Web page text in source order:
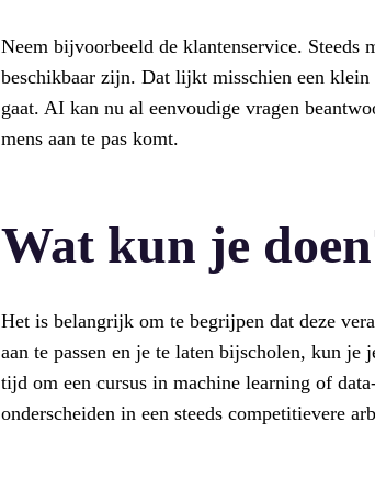
Neem bijvoorbeeld de klantenservice. Steeds
beschikbaar zijn. Dat lijkt misschien een
gaat. AI kan nu al eenvoudige vragen
mens aan te pas komt.
Wat kun je
Het is belangrijk om te begrijpen dat deze
aan te passen en je te laten bijscholen, kun
tijd om een cursus in machine learning of
onderscheiden in een steeds competitievere